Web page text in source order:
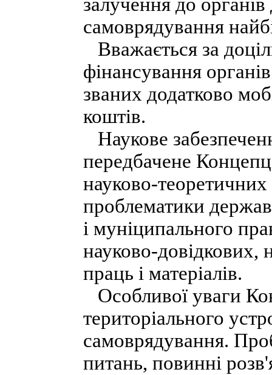
самоврядування
Вважається за
фінансування
званих додатково
коштів.
Наукове
передбачене
науково-
проблематики
і муніципального
науково-довідкових,
праць і матеріалів.
Особливої уваги
територіального
самоврядування.
питань, повинні